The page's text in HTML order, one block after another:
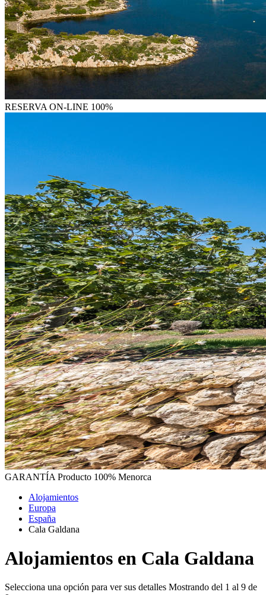
RESERVA ON-LINE 100%
GARANTÍA Producto 100% Menorca
Alojamientos
Europa
España
Cala Galdana
Alojamientos en Cala Galdana
Selecciona una opción para ver sus detalles Mostrando del 1 al 9 de